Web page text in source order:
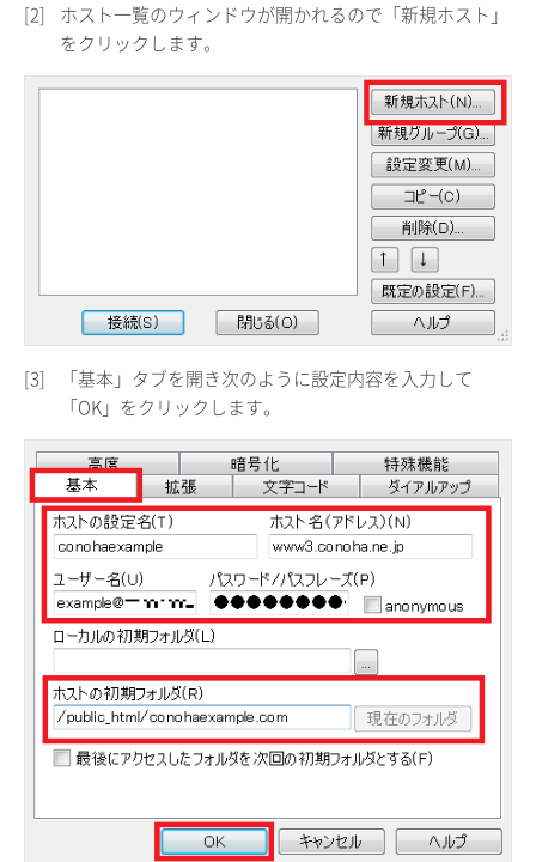
[2]
ホスト一覧のウィンドウが開かれるので「新規ホスト」
をクリックします。
[3]
「基本」タブを開き次のように設定内容を入力して
「OK」をクリックします。